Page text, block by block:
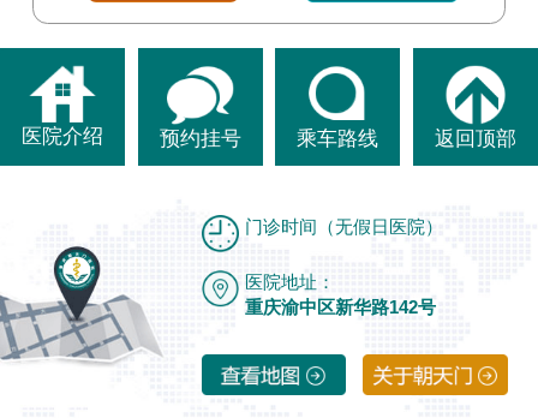
医院介绍 预约挂号 乘车路线 返回顶部
门诊时间（无假日医院）
医院地址：
重庆渝中区新华路142号